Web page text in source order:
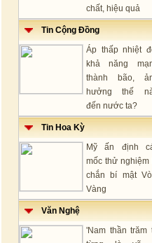
chất, hiệu quả
Tin Cộng Đồng
Áp thấp nhiệt
khả năng
thành bão,
hưởng thế
đến nước ta?
Tin Hoa Kỳ
Mỹ ấn định
mốc thử nghiệm
chắn bí mật
Vàng
Văn Nghệ
'Nam thần trăm